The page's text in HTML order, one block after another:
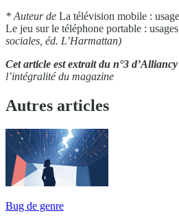
* Auteur de La télévision mobile :
Le jeu sur le téléphone portable :
sociales, éd. L’Harmattan)
Cet article est extrait du n°3
l’intégralité du magazine
Autres articles
Bug de genre